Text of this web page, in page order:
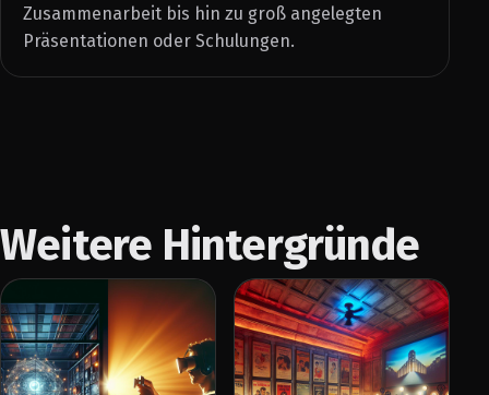
Zusammenarbeit bis hin zu groß angelegten
Präsentationen oder Schulungen.
Weitere Hintergründe